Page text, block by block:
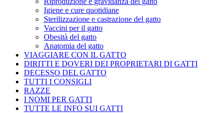
Igiene e cure quotidiane
Sterilizzazione e castrazione del gatto
Vaccini per il gatto
Obesità del gatto
Anatomia del gatto
VIAGGIARE CON IL GATTO
DIRITTI E DOVERI DEI PROPRIETARI DI GATTI
DECESSO DEL GATTO
TUTTI I CONSIGLI
RAZZE
I NOMI PER GATTI
TUTTE LE INFO SUI GATTI